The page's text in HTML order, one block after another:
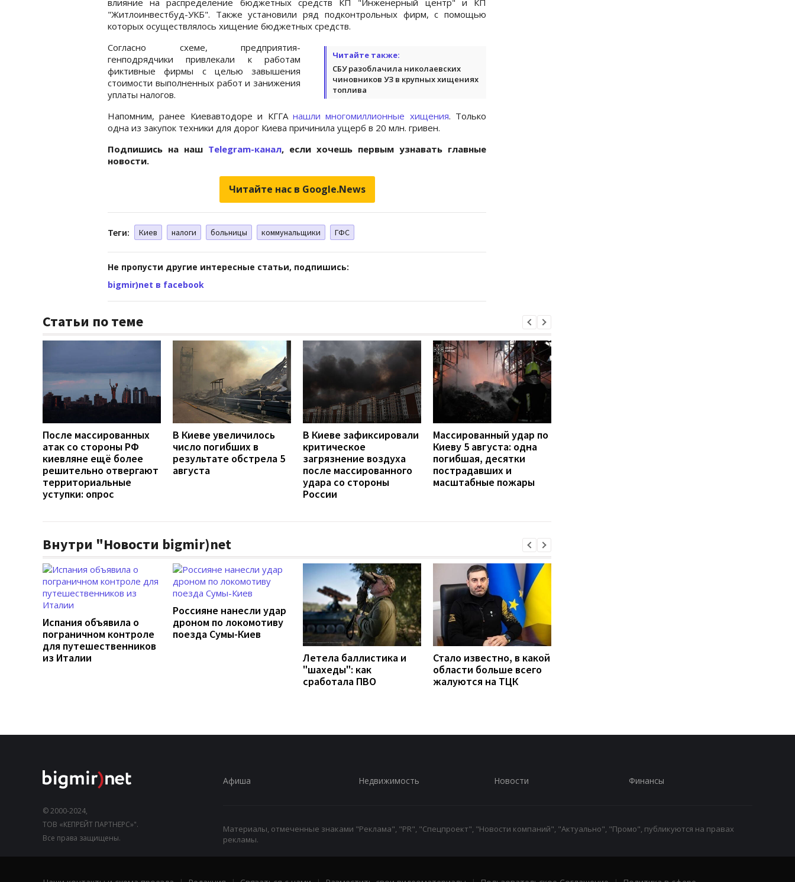
"Житлоинвестбуд-УКБ". Также установили ряд подконтрольных фирм, с помощью
которых осуществлялось хищение бюджетных средств.
Читайте также:
СБУ разоблачила николаевских
чиновников УЗ в крупных хищениях
топлива
Согласно схеме, предприятия-
генподрядчики привлекали к работам
фиктивные фирмы с целью завышения
стоимости выполненных работ и занижения
уплаты налогов.
Напомним, ранее Киевавтодоре и КГГА нашли многомиллионные хищения. Только
одна из закупок техники для дорог Киева причинила ущерб в 20 млн. гривен.
Подпишись на наш Telegram-канал, если хочешь первым узнавать главные
новости.
Читайте нас в Google.News
Теги: Киев налоги больницы коммунальщики ГФС
Не пропусти другие интересные статьи, подпишись:
bigmir)net в facebook
Статьи по теме
После массированных
атак со стороны РФ
киевляне ещё более
решительно отвергают
территориальные
уступки: опрос
В Киеве увеличилось
число погибших в
результате обстрела 5
августа
В Киеве зафиксировали
критическое
загрязнение воздуха
после массированного
удара со стороны
России
Массированный удар по
Киеву 5 августа: одна
погибшая, десятки
пострадавших и
масштабные пожары
Внутри "Новости bigmir)net
Испания объявила о
пограничном контроле
для путешественников
из Италии
Россияне нанесли удар
дроном по локомотиву
поезда Сумы-Киев
Летела баллистика и
"шахеды": как
сработала ПВО
Стало известно, в какой
области больше всего
жалуются на ТЦК
© 2000-2024,
ТОВ «КЕПРЕЙТ ПАРТНЕРС»".
Все права защищены.
Афиша Недвижимость Новости Финансы
Материалы, отмеченные знаками "Реклама", "PR", "Спецпроект", "Новости компаний", "Актуально", "Промо", публикуются на правах
рекламы.